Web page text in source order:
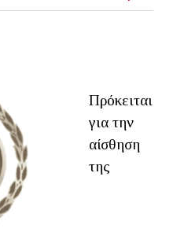
Πρόκειται
για την
αίσθηση
της